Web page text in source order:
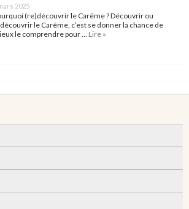
2025
(re)découvrir le Carême ? Découvrir ou
le Carême, c’est se donner la chance de
le comprendre pour … Lire »